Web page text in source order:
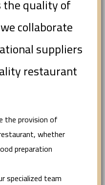
the quality of
we collaborate
suppliers
restaurant
the provision of
restaurant, whether
food preparation
specialized team